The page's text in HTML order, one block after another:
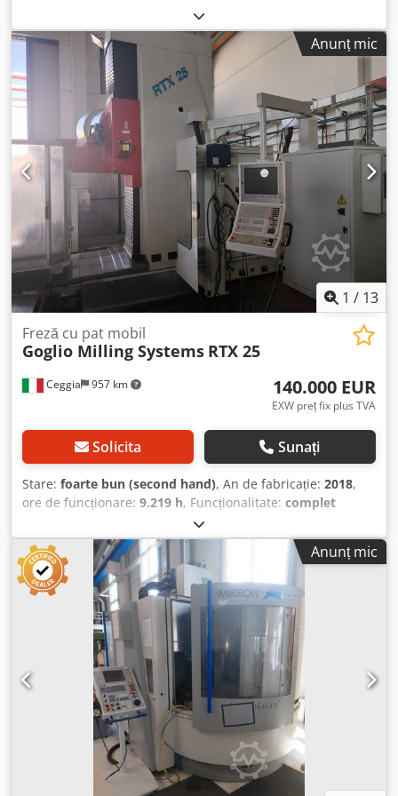
interiorul mașinii, în timp ce al doilea palet poate fi utilizat
pentru pregătirea piesei de prelucrat în afara zonei de
prelucrare. Acest lucru reduce semnificativ timpul de
pregătire și de setare. Preț Cjdpfxszp Iqae Am Heha Prețul
mașinii: 82.000 EUR net, plus TVA Sistem opțional de
prindere a două paleți: 4.167 EUR net, plus TVA Inspecție și
informații suplimentare Mașina poate fi inspectată și
demonstrată sub tensiune, în unitatea noastră de
producție din Republica Cehă. Fotografii suplimentare și
documentație tehnică sunt disponibile la cerere. O
inspecție personală, o prelucrare de test și o verificare a
acurateței geometrice pot fi organizate pentru
cumpărătorii potențiali interesați. Locație: Slavkov u Brna,
Republica Cehă Vânzător: PEGAS-GONDA s.r.o.
PORTAL CU 5 AXE CURSĂ AXĂ X: 1750 mm CURSĂ AXĂ Y:
1400 mm Cedpfjwl R Ddox Am Heha CURSĂ AXĂ Z: 600 mm
AVANSURI RAPIDE X-Y-Z: 35 m/min BROȘĂ: 18000 rpm;
18,5–25 kW; HSK A63 DIMENSIUNI MASĂ: 1000 x 1200 mm
SARCINĂ MAXIMĂ ADMISĂ: 5000 kg MAGAZIE SCULE: PE
LANȚ; 30 POZIȚII CAP: AXE A/B AUTOMATICE UNITATE DE
COMANDĂ: HEIDENHAIN iTNC 530 GREUTATE: 18000 kg
DIMENSIUNI TOTALE: 6000 x 4000 x 3850 mm ACCESORII:
CONVEYOR AȘCHII; ROTIȚĂ PORTABILĂ DE MÂNĂ;
DISPOZITIV LASER DE SETARE SCULE
Anunț mic
1 / 13
Ceggia 957 km
Freză cu pat mobil
Goglio Milling Systems RTX 25
140.000 EUR
EXW preț fix plus TVA
Solicita Sunați
Stare: foarte bun (second hand), An de fabricație: 2018,
ore de funcționare: 9.219 h, Funcționalitate: complet
, număr mașină/vehicul:
deplasare pe axa X:2.500 mm, deplasarea axei Y:1.700
mm, cursa axei Z: 1.500 mm, producător de controlere:
Heidenhaim, model de controler:
HSC, înălțime totală:4.070 mm , lungime totală:
lățime totală:6.500 mm , lățimea mesei: 1.300 mm
lungimea mesei:
1.800 mm , sarcina mesei:6.000 kg
greutate totală:
19.000 kg, turația arborelui principal
(max.):
3.500 rot/min , ore de funcționare ale axului:
h, numărul de locașuri din magazia de scule: 32
, tensiune
400 V, tip de curent de intrare:trifazat
documentație / manual, transportor de șpan,
CARACTERISTICILE MAȘINII Model: RTX 25 TG130 Număr de
serie: 2730218 Caracteristicile seriei RTX Structură: Banc fix
și coloană mobilă. Mișcări: Masă longitudinală și coloană
Anunț mic